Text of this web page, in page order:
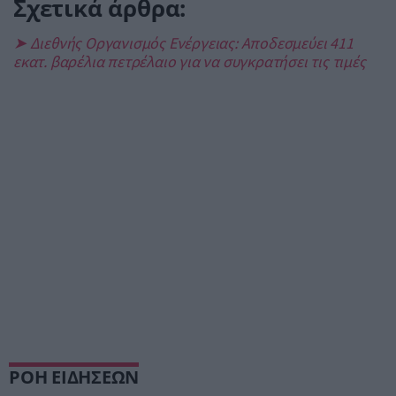
Σχετικά άρθρα:
➤ Διεθνής Οργανισμός Ενέργειας: Αποδεσμεύει 411
εκατ. βαρέλια πετρέλαιο για να συγκρατήσει τις τιμές
ΡΟΗ ΕΙΔΗΣΕΩΝ